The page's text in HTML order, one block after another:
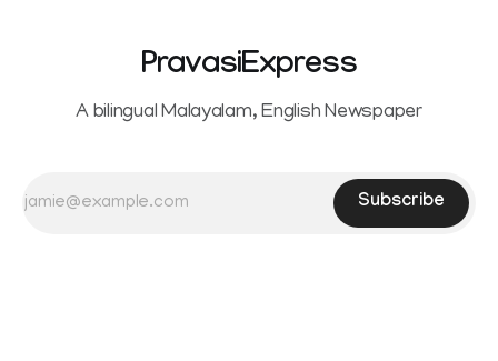
PravasiExpress
A bilingual Malayalam, English Newspaper
Subscribe